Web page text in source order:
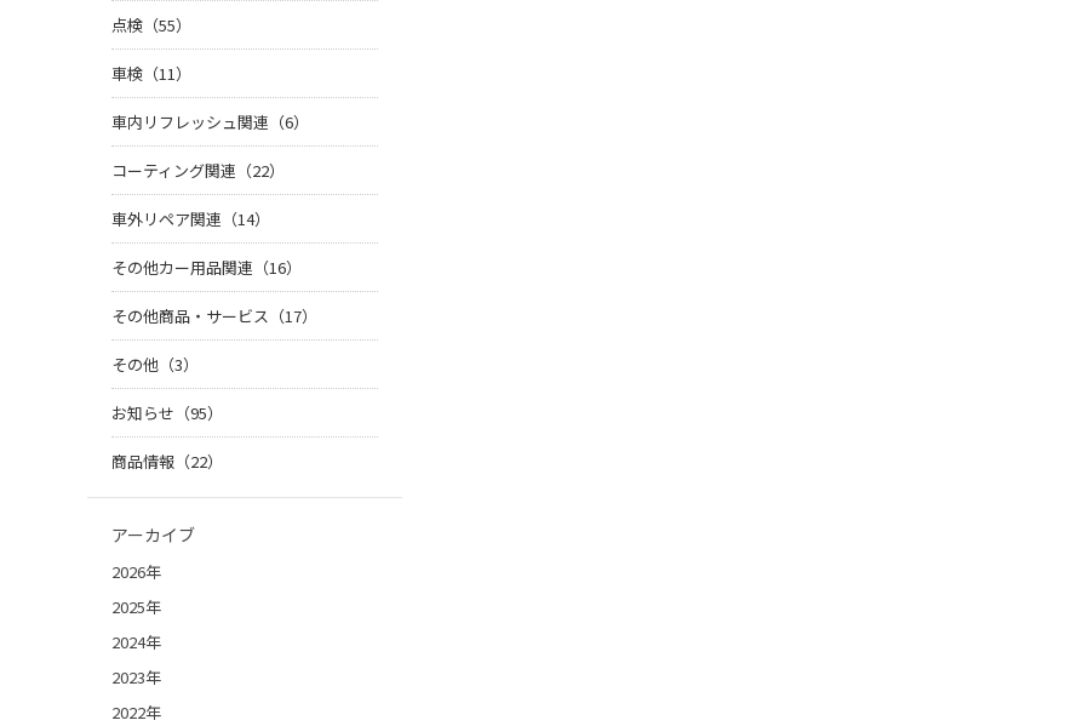
点検（55）
車検（11）
車内リフレッシュ関連（6）
コーティング関連（22）
車外リペア関連（14）
その他カー用品関連（16）
その他商品・サービス（17）
その他（3）
お知らせ（95）
商品情報（22）
アーカイブ
2026年
2025年
2024年
2023年
2022年